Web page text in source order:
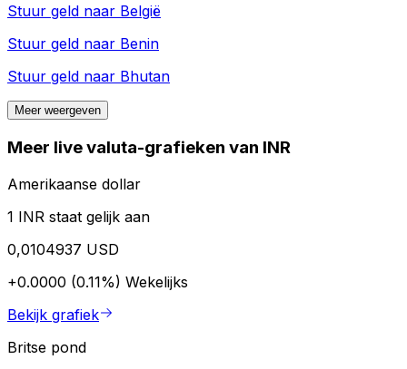
Stuur geld naar België
Stuur geld naar Benin
Stuur geld naar Bhutan
Meer weergeven
Meer live valuta-grafieken van INR
Amerikaanse dollar
1 INR staat gelijk aan
0,0104937 USD
+0.0000 (0.11%) Wekelijks
Bekijk grafiek
Britse pond